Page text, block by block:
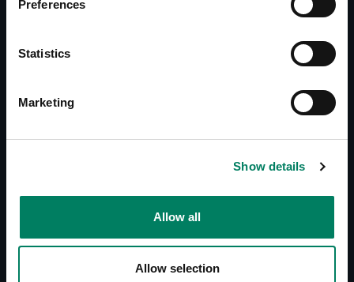
Preferences
Statistics
Marketing
Show details
Allow all
Allow selection
Line Drawings (PDF) 4030C
4030 BIM Object (rfa)
4030 BIM Object (pcp)
4030 BIM Object (ifc)